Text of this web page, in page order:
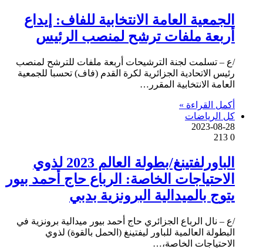
الجمعية العامة الانتخابية للفاف: إيداع
أربعة ملفات ترشح لمنصب الرئيس
/ع – تسلمت لجنة الترشيحات أربعة ملفات للترشح لمنصب
رئيس الاتحادية الجزائرية لكرة القدم (فاف) تحسبا للجمعية
العامة الانتخابية المقرر…
أكمل القراءة »
كل الرياضات
2023-08-28
0
الباورلفتينغ/بطولة العالم 2023 لذوي
الاحتياجات الخاصة: الرباع حاج أحمد بيور
يتوج بالميدالية البرونزية بدبي
/ع – نال الرباع الجزائري حاج أحمد بيور ميدالية برونزية في
البطولة العالمية للباور ليفتينغ (الحمل بالقوة) لذوي
الاحتياجات الخاصة،…